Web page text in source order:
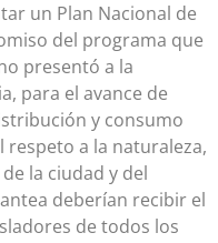
un Plan Nacional de
del programa que
presentó a la
para el avance de
y consumo
respeto a la naturaleza,
la ciudad y del
deberían recibir el
de todos los